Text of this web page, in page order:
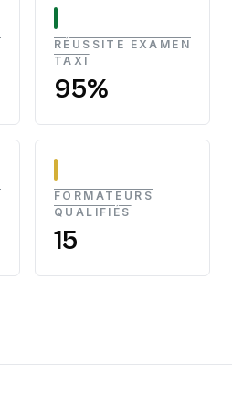
RÉUSSITE EXAMEN
TAXI
95%
FORMATEURS
QUALIFIÉS
15